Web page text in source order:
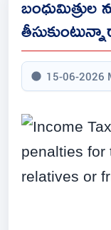
15-06-2026